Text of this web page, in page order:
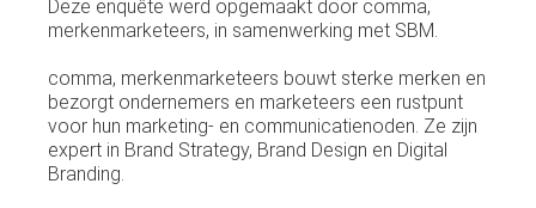
Deze enquête werd opgemaakt door comma,
merkenmarketeers, in samenwerking met SBM.
comma, merkenmarketeers bouwt sterke merken en
bezorgt ondernemers en marketeers een rustpunt
voor hun marketing- en communicatienoden. Ze zijn
expert in Brand Strategy, Brand Design en Digital
Branding.